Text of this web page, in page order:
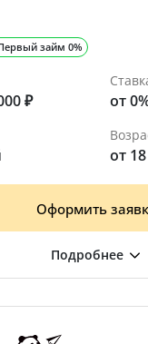
займ 0%
₽ от
от
Оформить